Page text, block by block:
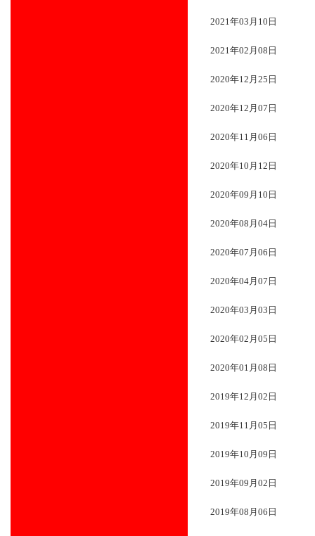
2021年03月10日
2021年02月08日
2020年12月25日
2020年12月07日
2020年11月06日
2020年10月12日
2020年09月10日
2020年08月04日
2020年07月06日
2020年04月07日
2020年03月03日
2020年02月05日
2020年01月08日
2019年12月02日
2019年11月05日
2019年10月09日
2019年09月02日
2019年08月06日